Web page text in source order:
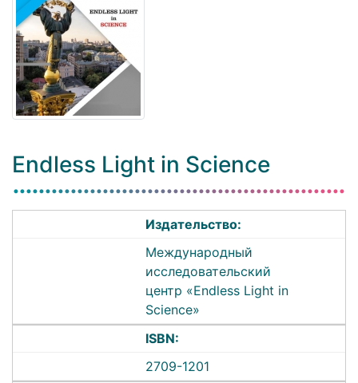
Endless Light in Science
Издательство:
Международный
исследовательский
центр «Endless Light in
Science»
ISBN:
2709-1201